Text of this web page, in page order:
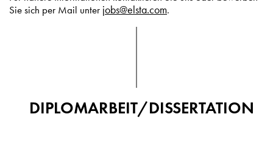
Sie sich per Mail unter jobs@elsta.com.
DIPLOMARBEIT/DISSERTATION